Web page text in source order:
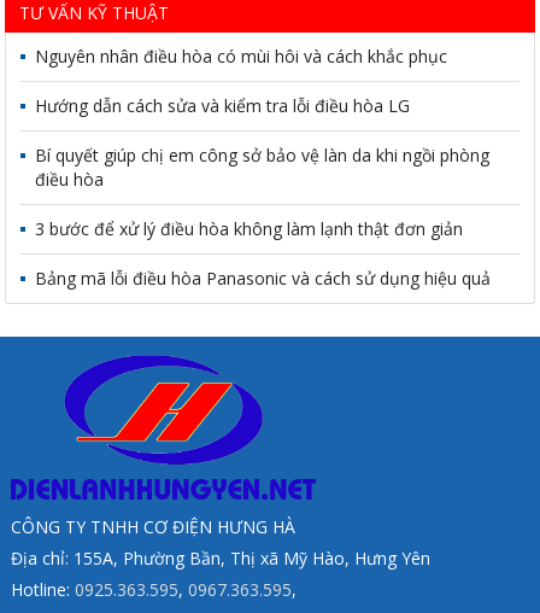
TƯ VẤN KỸ THUẬT
Nguyên nhân điều hòa có mùi hôi và cách khắc phục
Hướng dẫn cách sửa và kiểm tra lỗi điều hòa LG
Bí quyết giúp chị em công sở bảo vệ làn da khi ngồi phòng
điều hòa
3 bước để xử lý điều hòa không làm lạnh thật đơn giản
Bảng mã lỗi điều hòa Panasonic và cách sử dụng hiệu quả
CÔNG TY TNHH CƠ ĐIỆN HƯNG HÀ
Địa chỉ: 155A, Phường Bần, Thị xã Mỹ Hào, Hưng Yên
Hotline: 0925.363.595, 0967.363.595,